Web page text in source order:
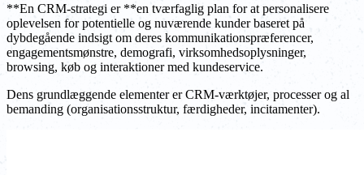
**En CRM-strategi er **en tværfaglig plan for at personalisere
oplevelsen for potentielle og nuværende kunder baseret på
dybdegående indsigt om deres kommunikationspræferencer,
engagementsmønstre, demografi, virksomhedsoplysninger,
browsing, køb og interaktioner med kundeservice.
Dens grundlæggende elementer er CRM-værktøjer, processer og al
bemanding (organisationsstruktur, færdigheder, incitamenter).